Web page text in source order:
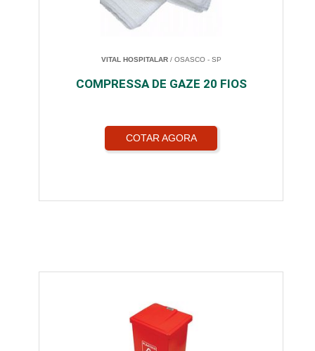
VITAL HOSPITALAR/ OSASCO - SP
COMPRESSA DE GAZE 20 FIOS
COTAR AGORA